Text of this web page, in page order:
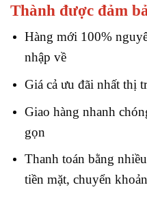
Thành được đảm
Hàng mới 100%
nhập về
Giá cả ưu đãi nhất thị
Giao hàng nhanh
gọn
Thanh toán bằng
tiền mặt, chuyển